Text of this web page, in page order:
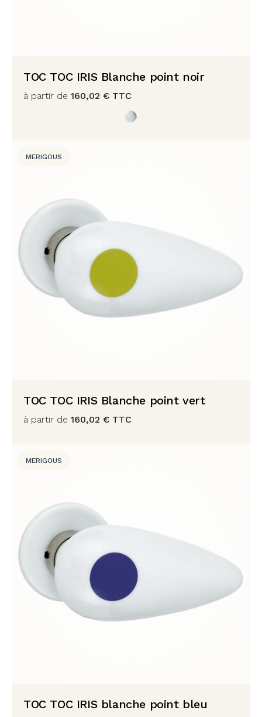
TOC TOC IRIS Blanche point noir
à partir de 160,02 € TTC
MERIGOUS
TOC TOC IRIS Blanche point vert
à partir de 160,02 € TTC
MERIGOUS
TOC TOC IRIS blanche point bleu